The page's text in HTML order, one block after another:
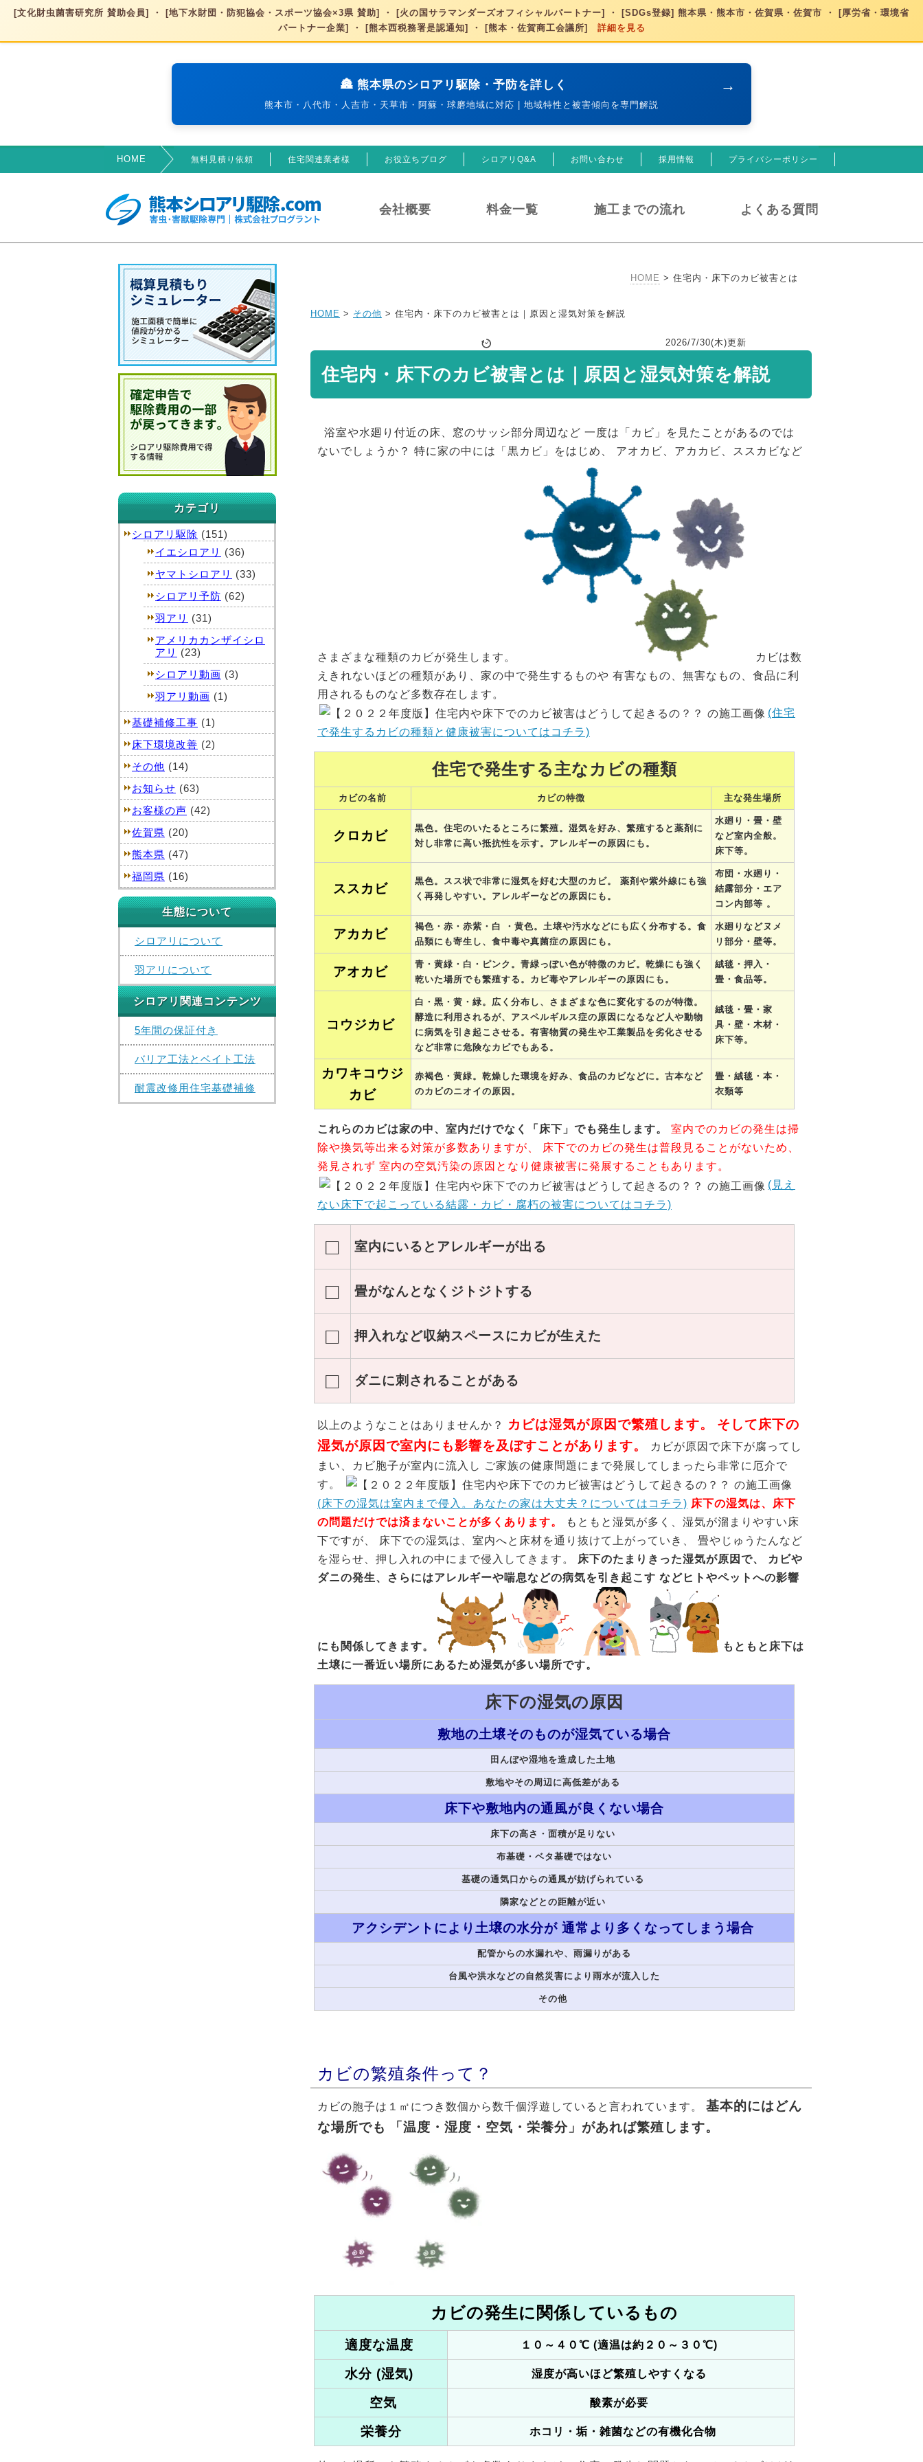
[文化財虫菌害研究所 賛助会員] ・ [地下水財団・防犯協会・スポーツ協会×3県 賛助] ・ [火の国サラマンダーズオフィシャルパートナー] ・ [SDGs登録] 熊本県・熊本市・佐賀県・佐賀市 ・ [厚労省・環境省
パートナー企業] ・ [熊本西税務署是認通知] ・ [熊本・佐賀商工会議所] 詳細を見る
→
🏯 熊本県のシロアリ駆除・予防を詳しく
熊本市・八代市・人吉市・天草市・阿蘇・球磨地域に対応 | 地域特性と被害傾向を専門解説
HOME 無料見積り依頼 住宅関連業者様 お役立ちブログ シロアリQ&A お問い合わせ 採用情報 プライバシーポリシー
会社概要 料金一覧 施工までの流れ よくある質問
HOME > 住宅内・床下のカビ被害とは
HOME > その他 > 住宅内・床下のカビ被害とは｜原因と湿気対策を解説
2026/7/30(木)更新
住宅内・床下のカビ被害とは｜原因と湿気対策を解説
浴室や水廻り付近の床、窓のサッシ部分周辺など 一度は「カビ」を見たことがあるのでは
ないでしょうか？ 特に家の中には「黒カビ」をはじめ、 アオカビ、アカカビ、ススカビなど
さまざまな種類のカビが発生します。
カビは数
えきれないほどの種類があり、家の中で発生するものや 有害なもの、無害なもの、食品に利
用されるものなど多数存在します。
(住宅
で発生するカビの種類と健康被害についてはコチラ)
住宅で発生する主なカビの種類
カビの名前 カビの特徴 主な発生場所
クロカビ
黒色。住宅のいたるところに繁殖。湿気を好み、繁殖すると薬剤に
対し非常に高い抵抗性を示す。アレルギーの原因にも。
水廻り・畳・壁
など室内全般。
床下等。
ススカビ
黒色。スス状で非常に湿気を好む大型のカビ。 薬剤や紫外線にも強
く再発しやすい。アレルギーなどの原因にも。
布団・水廻り・
結露部分・エア
コン内部等 。
アカカビ
褐色・赤・赤紫・白 ・黄色。土壌や汚水などにも広く分布する。食
品類にも寄生し、食中毒や真菌症の原因にも。
水廻りなどヌメ
リ部分・壁等。
アオカビ
青・黄緑・白・ピンク。青緑っぽい色が特徴のカビ。乾燥にも強く
乾いた場所でも繁殖する。カビ毒やアレルギーの原因にも。
絨毯・押入・
畳・食品等。
コウジカビ
白・黒・黄・緑。広く分布し、さまざまな色に変化するのが特徴。
酵造に利用されるが、アスペルギルス症の原因になるなど人や動物
に病気を引き起こさせる。有害物質の発生や工業製品を劣化させる
など非常に危険なカビでもある。
絨毯・畳・家
具・壁・木材・
床下等。
カワキコウジ
カビ
赤褐色・黄緑。乾燥した環境を好み、食品のカビなどに。古本など
のカビのニオイの原因。
畳・絨毯・本・
衣類等
これらのカビは家の中、室内だけでなく「床下」でも発生します。
室内でのカビの発生は掃
除や換気等出来る対策が多数ありますが、
床下でのカビの発生は普段見ることがないため、
発見されず 室内の空気汚染の原因となり健康被害に発展することもあります。
(見え
ない床下で起こっている結露・カビ・腐朽の被害についてはコチラ)
□ 室内にいるとアレルギーが出る
□ 畳がなんとなくジトジトする
□ 押入れなど収納スペースにカビが生えた
□ ダニに刺されることがある
以上のようなことはありませんか？ カビは湿気が原因で繁殖します。
そして床下の
湿気が原因で室内にも影響を及ぼすことがあります。
カビが原因で床下が腐ってし
まい、カビ胞子が室内に流入し ご家族の健康問題にまで発展してしまったら非常に厄介で
す。
(床下の湿気は室内まで侵入。あなたの家は大丈夫？についてはコチラ) 床下の湿気は、床下
の問題だけでは済まないことが多くあります。
もともと湿気が多く、湿気が溜まりやすい床
下ですが、 床下での湿気は、室内へと床材を通り抜けて上がっていき、 畳やじゅうたんなど
を湿らせ、押し入れの中にまで侵入してきます。
床下のたまりきった湿気が原因で、
カビや
ダニの発生、さらにはアレルギーや喘息などの病気を引き起こす などヒト やペットへの影響
にも関係してきます。
もともと床下は
土壌に一番近い場所にあるため湿気が多い場所です。
床下の湿気の原因
敷地の土壌そのものが湿気ている場合
田んぼや湿地を造成した土地
敷地やその周辺に高低差がある
床下や敷地内の通風が良くない場合
床下の高さ・面積が足りない
布基礎・ベタ基礎ではない
基礎の通気口からの通風が妨げられている
隣家などとの距離が近い
アクシデントにより土壌の水分が 通常より多くなってしまう場合
配管からの水漏れや、雨漏りがある
台風や洪水などの自然災害により雨水が流入した
その他
カビの繁殖条件って？
カビの胞子は１㎥につき数個から数千個浮遊していると言われています。 基本的にはどん
な場所でも
「温度・湿度・空気・栄養分」があれば繁殖します。
カビの発生に関係しているもの
適度な温度 １０～４０℃ (適温は約２０～３０℃)
水分 (湿気) 湿度が高いほど繁殖しやすくなる
空気 酸素が必要
栄養分 ホコリ・垢・雑菌などの有機化合物
カテゴリ
シロアリ駆除 (151)
イエシロアリ
(36)
ヤマトシロアリ
(33)
シロアリ予防 (62)
羽アリ
(31)
アメリカカンザイシロ
アリ
(23)
シロアリ動画 (3)
羽アリ動画 (1)
基礎補修工事 (1)
床下環境改善 (2)
その他 (14)
お知らせ (63)
お客様の声 (42)
佐賀県 (20)
熊本県 (47)
福岡県 (16)
生態について
シロアリについて
羽アリについて
シロアリ関連コンテンツ
5年間の保証付き
バリア工法とベイト工法
耐震改修用住宅基礎補修